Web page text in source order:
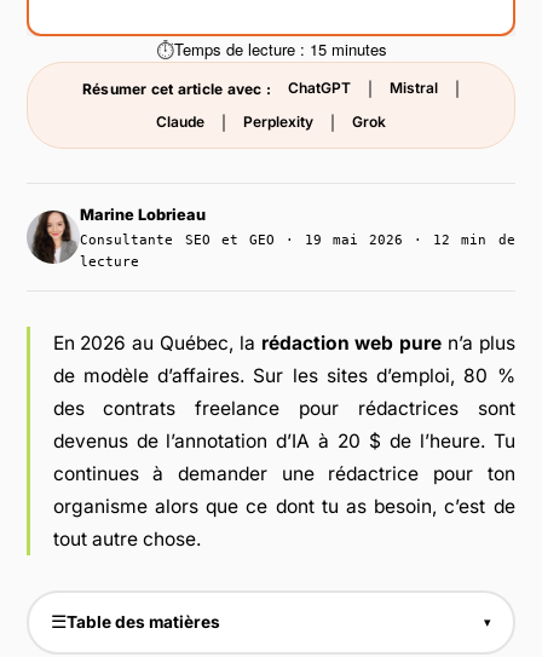
Temps de lecture : 15 minutes
Résumer cet article avec : ChatGPT Mistral
Claude
Perplexity Grok
Marine Lobrieau
Consultante SEO et GEO · 19 mai 2026 · 12 min de
lecture
En 2026 au Québec, la rédaction web pure n’a plus
de modèle d’affaires. Sur les sites d’emploi, 80 %
des contrats freelance pour rédactrices sont
devenus de l’annotation d’IA à 20 $ de l’heure. Tu
continues à demander une rédactrice pour ton
organisme alors que ce dont tu as besoin, c’est de
tout autre chose.
☰Table des matières ▾